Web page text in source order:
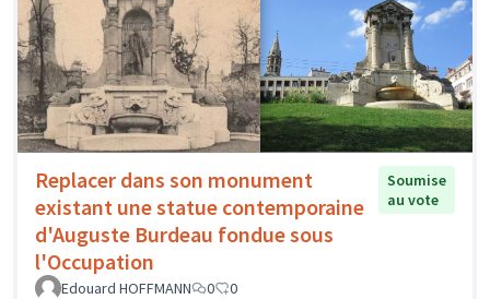
Replacer dans son monument
existant une statue contemporaine
d'Auguste Burdeau fondue sous
l'Occupation
Soumise
au vote
Edouard HOFFMANN 0 0